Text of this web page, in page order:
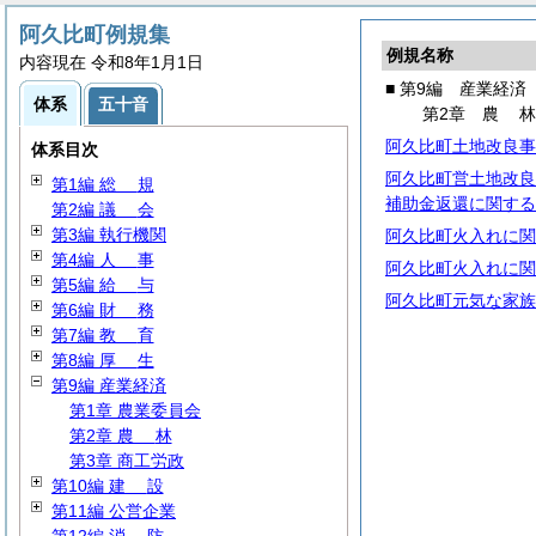
例規名称
■ 第9編 産業経済
第2章 農林
阿久比町土地改良
阿久比町営土地改
補助金返還に関す
阿久比町火入れに
阿久比町火入れに
阿久比町元気な家
阿久比町例規集
内容現在 令和8年1月1日
体系 五十音
体系目次
第1編 総 規
第2編 議 会
第3編 執行機関
第4編 人 事
第5編 給 与
第6編 財 務
第7編 教 育
第8編 厚 生
第9編 産業経済
第1章 農業委員会
第2章 農 林
第3章 商工労政
第10編 建 設
第11編 公営企業